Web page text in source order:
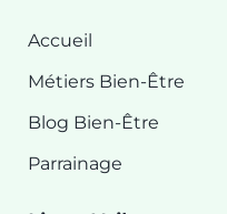
Accueil
Métiers Bien-Être
Blog Bien-Être
Parrainage